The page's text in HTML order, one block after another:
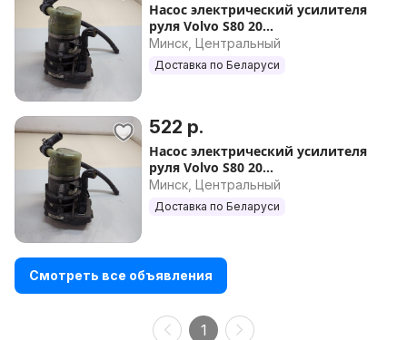
Насос электрический усилителя
руля Volvo S80 20...
Минск, Центральный
Доставка по Беларуси
522 р.
Насос электрический усилителя
руля Volvo S80 20...
Минск, Центральный
Доставка по Беларуси
Смотреть все объявления
1